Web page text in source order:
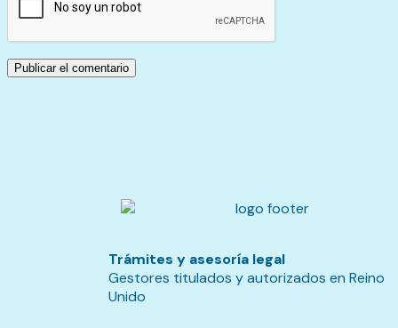
Trámites y asesoría legal
Gestores titulados y autorizados en Reino
Unido